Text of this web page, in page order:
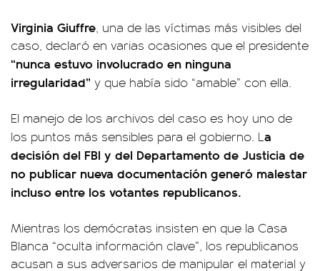
Virginia Giuffre, una de las víctimas más visibles del
caso, declaró en varias ocasiones que el presidente
“nunca estuvo involucrado en ninguna
irregularidad” y que había sido “amable” con ella.
El manejo de los archivos del caso es hoy uno de
los puntos más sensibles para el gobierno. La
decisión del FBI y del Departamento de Justicia de
no publicar nueva documentación generó malestar
incluso entre los votantes republicanos.
Mientras los demócratas insisten en que la Casa
Blanca “oculta información clave”, los republicanos
acusan a sus adversarios de manipular el material y